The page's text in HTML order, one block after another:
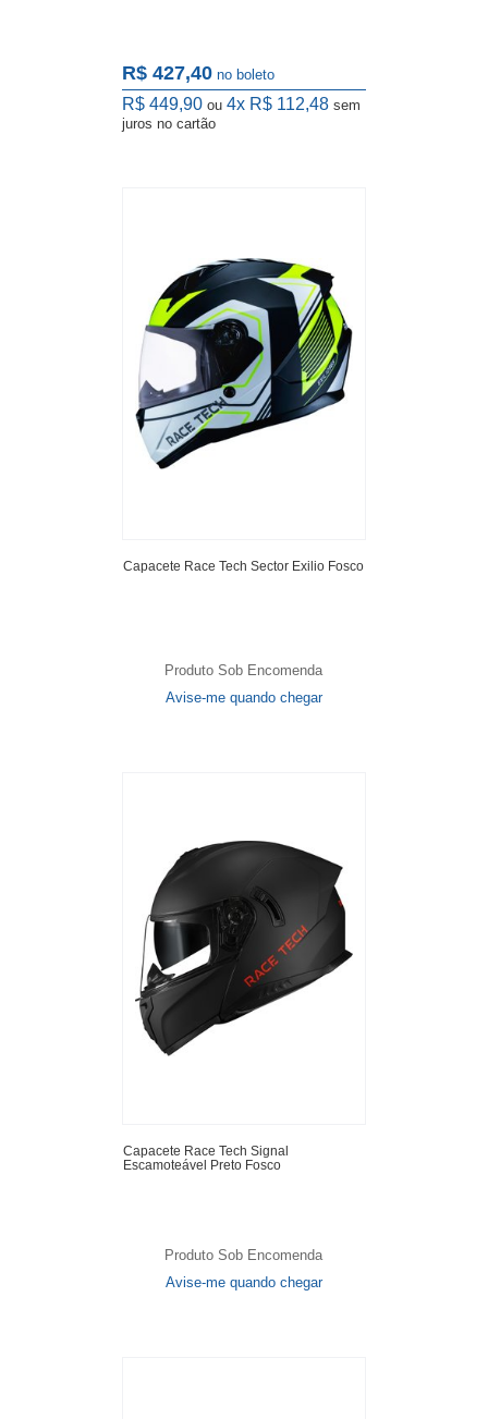
R$ 427,40 no boleto
R$ 449,90 ou 4x R$ 112,48 sem
juros no cartão
Capacete Race Tech Sector Exilio Fosco
Produto Sob Encomenda
Avise-me quando chegar
Capacete Race Tech Signal
Escamoteável Preto Fosco
Produto Sob Encomenda
Avise-me quando chegar